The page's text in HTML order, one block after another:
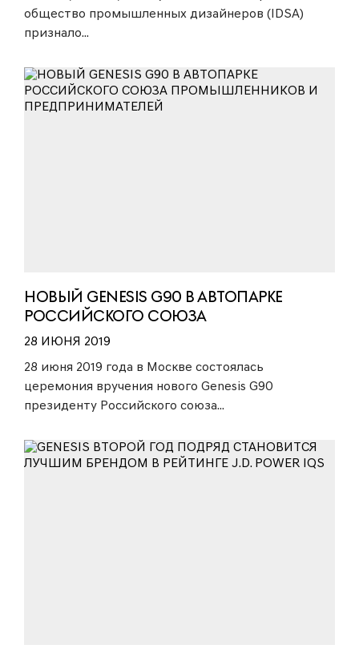
общество промышленных дизайнеров (IDSA)
признало...
НОВЫЙ GENESIS G90 В АВТОПАРКЕ
РОССИЙСКОГО СОЮЗА
ПРОМЫШЛЕННИКОВ И
28 ИЮНЯ 2019
28 июня 2019 года в Москве состоялась
церемония вручения нового Genesis G90
президенту Российского союза...